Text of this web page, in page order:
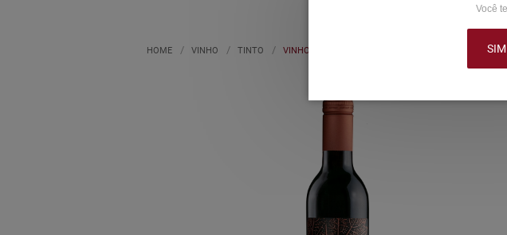
HOME VINHO TINTO VINHO AURORA COLHEITA TARDIA CABERNET
Você
SIM